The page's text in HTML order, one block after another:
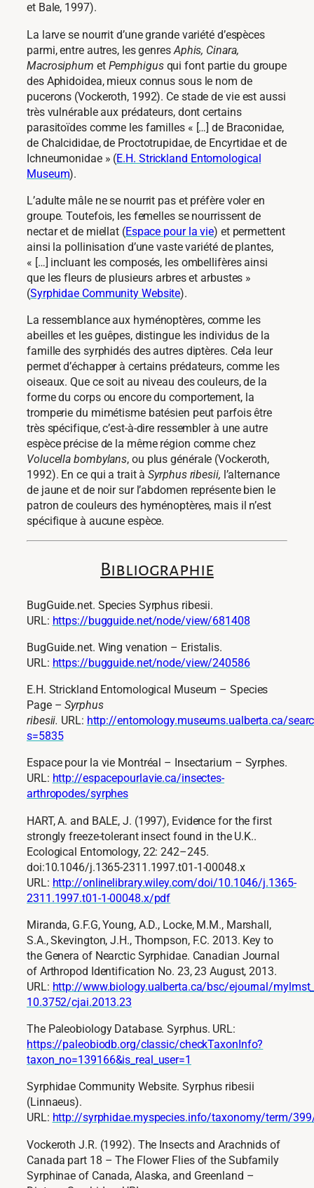
et Bale, 1997).
La larve se nourrit d’une grande variété d’espèces
parmi, entre autres, les genres Aphis, Cinara,
Macrosiphum etPemphigusqui font partie du groupe
des Aphidoidea, mieux connus sous le nom de
pucerons (Vockeroth, 1992). Ce stade de vie est aussi
très vulnérable aux prédateurs, dont certains
parasitoïdes comme les familles « […] de Braconidae,
de Chalcididae, de Proctotrupidae, de Encyrtidae et de
Ichneumonidae » (E.H. Strickland Entomological
Museum).
L’adulte mâle ne se nourrit pas et préfère voler en
groupe. Toutefois, les femelles se nourrissent de
nectar et de miellat (Espace pour la vie) et permettent
ainsi la pollinisation d’une vaste variété de plantes,
« […] incluant les composés, les ombellifères ainsi
que les fleurs de plusieurs arbres et arbustes »
(Syrphidae Community Website).
La ressemblance aux hyménoptères, comme les
abeilles et les guêpes, distingue les individus de la
famille des syrphidés des autres diptères. Cela leur
permet d’échapper à certains prédateurs, comme les
oiseaux. Que ce soit au niveau des couleurs, de la
forme du corps ou encore du comportement, la
tromperie du mimétisme batésien peut parfois être
très spécifique, c’est-à-dire ressembler à une autre
espèce précise de la même région comme chez
Volucella bombylans, ou plus générale (Vockeroth,
1992). En ce qui a trait àSyrphus ribesii, l’alternance
de jaune et de noir sur l’abdomen représente bien le
patron de couleurs des hyménoptères, mais il n’est
spécifique à aucune espèce.
Bibliographie
BugGuide.net. Species Syrphus ribesii.
URL: https://bugguide.net/node/view/681408
BugGuide.net. Wing venation – Eristalis.
URL: https://bugguide.net/node/view/240586
E.H. Strickland Entomological Museum – Species
Page –Syrphus
ribesii. URL: http://entomology.museums.ualberta.ca/
s=5835
Espace pour la vie Montréal – Insectarium – Syrphes.
URL: http://espacepourlavie.ca/insectes-
arthropodes/syrphes
HART, A. and BALE, J. (1997), Evidence for the first
strongly freeze-tolerant insect found in the U.K..
Ecological Entomology, 22: 242–245.
doi:10.1046/j.1365-2311.1997.t01-1-00048.x
URL: http://onlinelibrary.wiley.com/doi/10.1046/j.1365-
2311.1997.t01-1-00048.x/pdf
Miranda, G.F.G, Young, A.D., Locke, M.M., Marshall,
S.A., Skevington, J.H., Thompson, F.C. 2013. Key to
the Genera of Nearctic Syrphidae. Canadian Journal
of Arthropod Identification No. 23, 23 August, 2013.
URL: http://www.biology.ualberta.ca/bsc/ejournal/
10.3752/cjai.2013.23
The Paleobiology Database. Syrphus. URL:
https://paleobiodb.org/classic/checkTaxonInfo?
taxon_no=139166&is_real_user=1
Syrphidae Community Website. Syrphus ribesii
(Linnaeus).
URL: http://syrphidae.myspecies.info/taxonomy/term/
Vockeroth J.R. (1992). The Insects and Arachnids of
Canada part 18 – The Flower Flies of the Subfamily
Syrphinae of Canada, Alaska, and Greenland –